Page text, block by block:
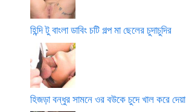
হিন্দি টু বাংলা ডাবিং চটি গল্প মা ছেলের চুদাচুদির
হিজড়া বন্ধুর সামনে ওর বউকে চুদে খাল করে দেয়া